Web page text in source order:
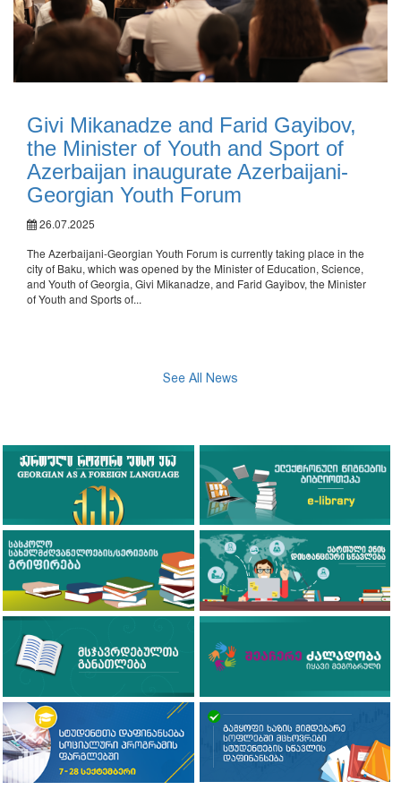
Givi Mikanadze and Farid Gayibov,
the Minister of Youth and Sport of
Azerbaijan inaugurate Azerbaijani-
Georgian Youth Forum
26.07.2025
The Azerbaijani-Georgian Youth Forum is currently taking place in the
city of Baku, which was opened by the Minister of Education, Science,
and Youth of Georgia, Givi Mikanadze, and Farid Gayibov, the Minister
of Youth and Sports of...
See All News